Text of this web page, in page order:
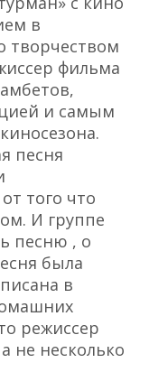
в
творчеством
фильма
и самым
песня
того что
И группе
песню , о
была
в
режиссер
не несколько